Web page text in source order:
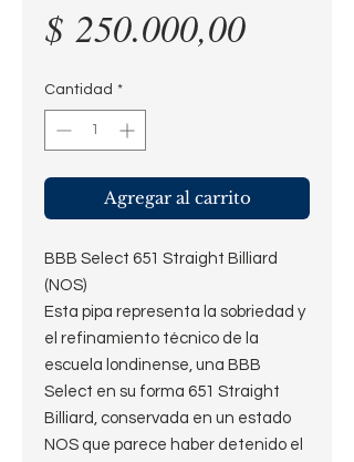
$ 250.000,00Precio
Cantidad *
Agregar al carrito
BBB Select 651 Straight Billiard
(NOS)
Esta pipa representa la sobriedad y
el refinamiento técnico de la
escuela londinense, una BBB
Select en su forma 651 Straight
Billiard, conservada en un estado
NOS que parece haber detenido el